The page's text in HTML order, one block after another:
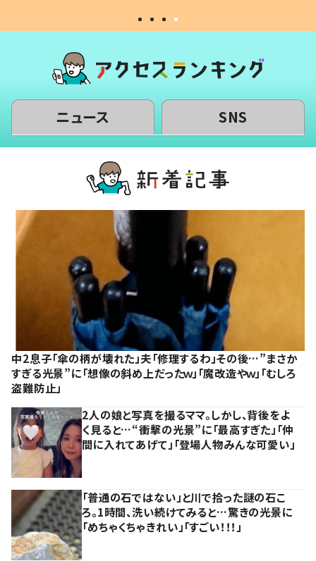
ニュース SNS
中2息子「傘の柄が壊れた」夫「修理するわ」その後…”まさか
すぎる光景”に「想像の斜め上だったｗ」「魔改造やｗ」「むしろ
盗難防止」
2人の娘と写真を撮るママ。しかし、背後をよ
く見ると…“衝撃の光景”に「最高すぎた」「仲
間に入れてあげて」「登場人物みんな可愛い」
「普通の石ではない」と川で拾った謎の石こ
ろ。1時間、洗い続けてみると…驚きの光景に
「めちゃくちゃきれい」「すごい！！！」